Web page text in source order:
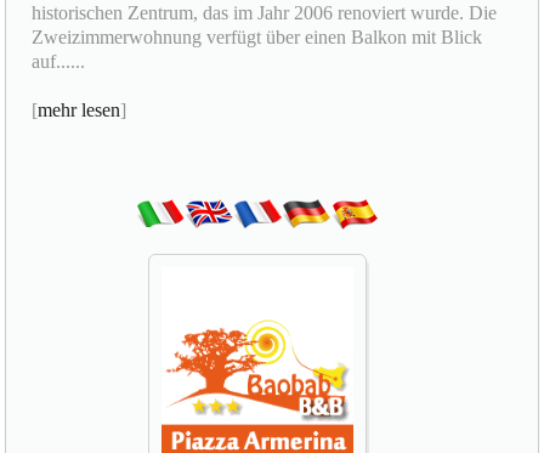
historischen Zentrum, das im Jahr 2006 renoviert wurde. Die
Zweizimmerwohnung verfügt über einen Balkon mit Blick
auf......
[mehr lesen]